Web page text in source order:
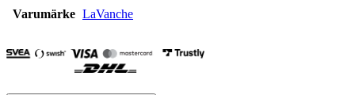
Varumärke LaVanche